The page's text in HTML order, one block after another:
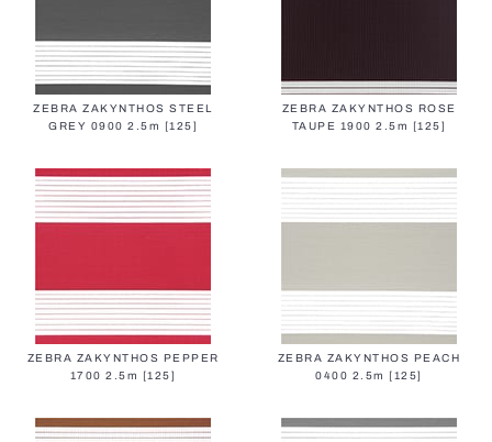
ZEBRA ZAKYNTHOS STEEL
GREY 0900 2.5m [125]
ZEBRA ZAKYNTHOS ROSE
TAUPE 1900 2.5m [125]
ZEBRA ZAKYNTHOS PEPPER
1700 2.5m [125]
ZEBRA ZAKYNTHOS PEACH
0400 2.5m [125]